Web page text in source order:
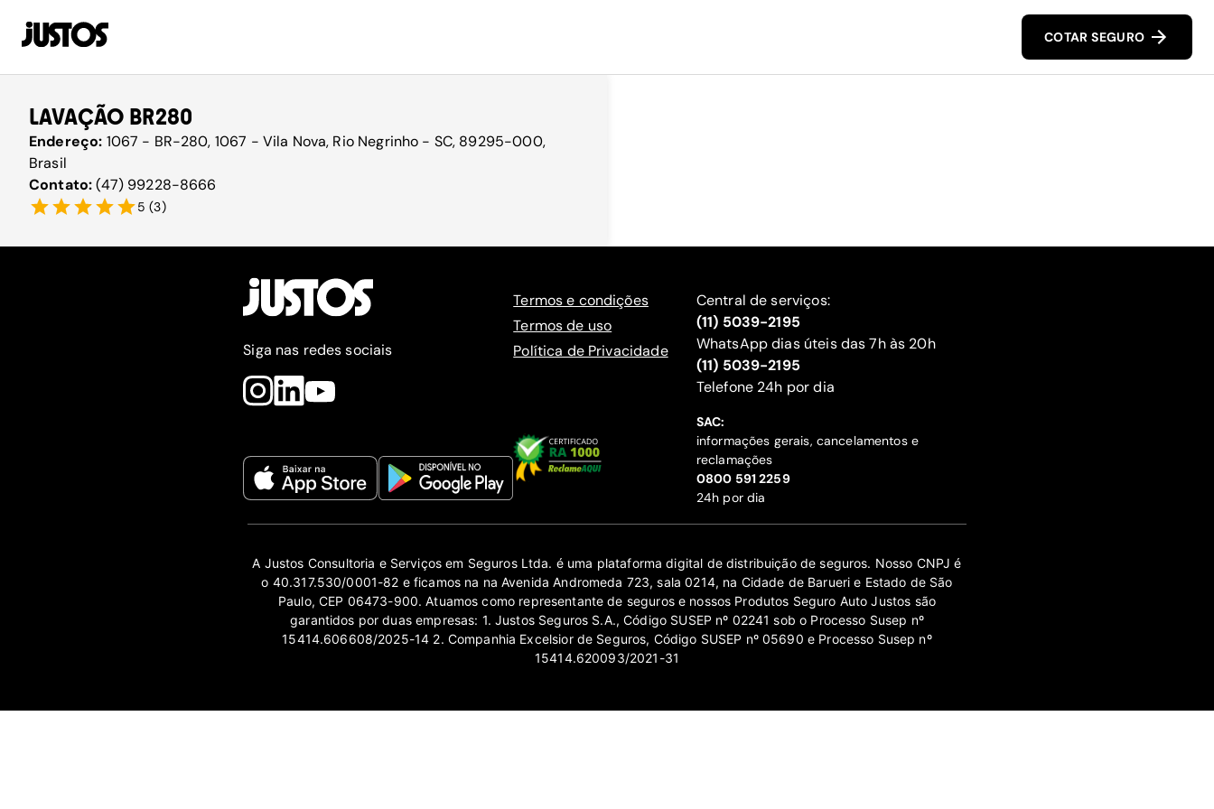
COTAR SEGURO
LAVAÇÃO BR280
Endereço: 1067 - BR-280, 1067 - Vila Nova, Rio Negrinho - SC, 89295-000,
Brasil
Contato:(47) 99228-8666
5 (3)
Siga nas redes sociais
Termos e condições
Termos de uso
Política de Privacidade
Central de serviços:
(11) 5039-2195
WhatsApp dias úteis das 7h às 20h
(11) 5039-2195
‍Telefone 24h por dia
SAC:
informações gerais, cancelamentos e
reclamações
‍0800 591 2259
24h por dia
A Justos Consultoria e Serviços em Seguros Ltda. é uma plataforma digital de distribuição de seguros. Nosso CNPJ é
o 40.317.530/0001-82 e ficamos na na Avenida Andromeda 723, sala 0214, na Cidade de Barueri e Estado de São
Paulo, CEP 06473-900. Atuamos como representante de seguros e nossos Produtos Seguro Auto Justos são
garantidos por duas empresas: 1. Justos Seguros S.A., Código SUSEP nº 02241 sob o Processo Susep nº
15414.606608/2025-14 2. Companhia Excelsior de Seguros, Código SUSEP nº 05690 e Processo Susep nº
15414.620093/2021-31